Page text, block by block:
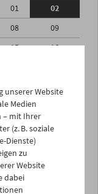
01
02
08
09
15
16
30
06
unserer Website
Medien
– mit Ihrer
(z. B. soziale
Dienste)
zu
Website
dabei